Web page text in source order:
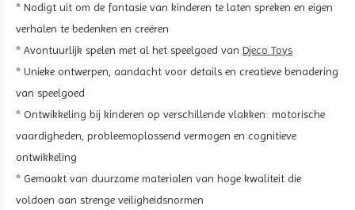
* Nodigt uit om de fantasie van kinderen te laten spreken en eigen
verhalen te bedenken en creëren
* Avontuurlijk spelen met al het speelgoed van Djeco Toys
* Unieke ontwerpen, aandacht voor details en creatieve benadering
van speelgoed
* Ontwikkeling bij kinderen op verschillende vlakken: motorische
vaardigheden, probleemoplossend vermogen en cognitieve
ontwikkeling
* Gemaakt van duurzame materialen van hoge kwaliteit die
voldoen aan strenge veiligheidsnormen